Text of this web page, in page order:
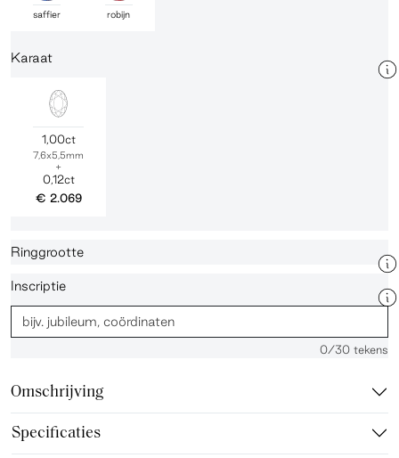
saffier robijn
Karaat
1,00ct
7,6x5,5mm
+
0,12ct
€ 2.069
Ringgrootte
Inscriptie
0/30 tekens
Omschrijving
Specificaties